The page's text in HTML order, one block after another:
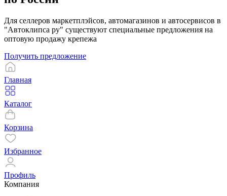
Для селлеров маркетплэйсов, автомагазинов и автосервисов в
"Автоклипса ру" существуют специальные предложения на
оптовую продажу крепежа
Получить предложение
Главная
Каталог
Корзина
Избранное
Профиль
Компания